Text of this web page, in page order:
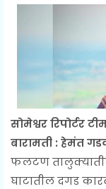
सोमेश्वर रिपोर्टर
बारामती : हेमंत
फलटण तालुक्यातील
घाटातील दगड